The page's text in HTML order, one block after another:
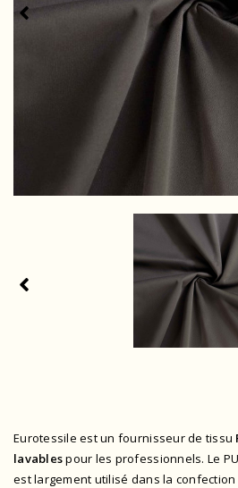
Eurotessile est un fournisseur de tissu
lavablespour les professionnels. Le
est largement utilisé dans la